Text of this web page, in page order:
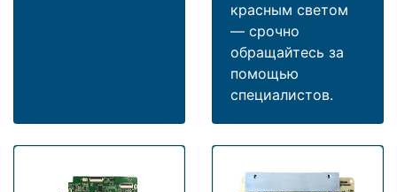
красным светом
— срочно
обращайтесь за
помощью
специалистов.